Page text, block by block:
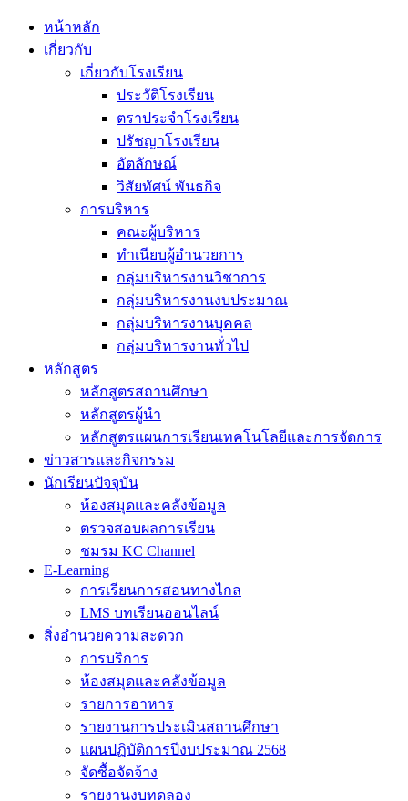
หน้าหลัก
เกี่ยวกับ
เกี่ยวกับโรงเรียน
ประวัติโรงเรียน
ตราประจำโรงเรียน
ปรัชญาโรงเรียน
อัตลักษณ์
วิสัยทัศน์ พันธกิจ
การบริหาร
คณะผู้บริหาร
ทำเนียบผู้อำนวยการ
กลุ่มบริหารงานวิชาการ
กลุ่มบริหารงานงบประมาณ
กลุ่มบริหารงานบุคคล
กลุ่มบริหารงานทั่วไป
หลักสูตร
หลักสูตรสถานศึกษา
หลักสูตรผู้นำ
หลักสูตรแผนการเรียนเทคโนโลยีและการจัดการ
ข่าวสารและกิจกรรม
นักเรียนปัจจุบัน
ห้องสมุดและคลังข้อมูล
ตรวจสอบผลการเรียน
ชมรม KC Channel
E-Learning
การเรียนการสอนทางไกล
LMS บทเรียนออนไลน์
สิ่งอำนวยความสะดวก
การบริการ
ห้องสมุดและคลังข้อมูล
รายการอาหาร
รายงานการประเมินสถานศึกษา
แผนปฏิบัติการปีงบประมาณ 2568
จัดซื้อจัดจ้าง
รายงานงบทดลอง